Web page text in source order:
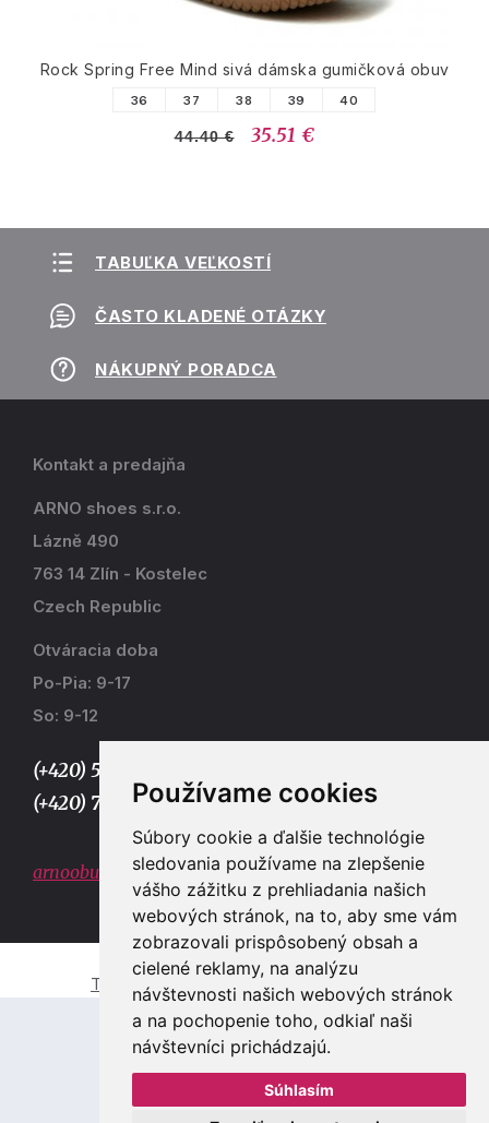
Používame cookies
Súbory cookie a ďalšie technológie
sledovania používame na zlepšenie
vášho zážitku z prehliadania našich
webových stránok, na to, aby sme vám
zobrazovali prispôsobený obsah a
cielené reklamy, na analýzu
návštevnosti našich webových stránok
a na pochopenie toho, odkiaľ naši
návštevníci prichádzajú.
Súhlasím
Rock Spring Free Mind sivá dámska gumičková obuv
36 37 38 39 40
44.40 € 35.51 €
TABUĽKA VEĽKOSTÍ
ČASTO KLADENÉ OTÁZKY
NÁKUPNÝ PORADCA
Kontakt a predajňa
ARNO shoes s.r.o.
Lázně 490
763 14 Zlín - Kostelec
Czech Republic
Otváracia doba
Po-Pia: 9-17
So: 9-12
(+420) 577 915 036,
(+420) 773 667 390
arnoobuv@gmail.com
Tvorba e-shopů a webových stránek Zlín